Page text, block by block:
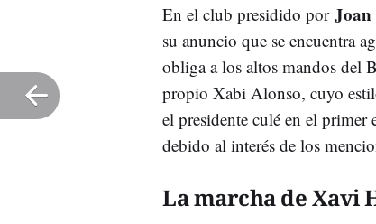
En el club presidido por
su anuncio que se encuentra
obliga a los altos mandos del
propio Xabi Alonso, cuyo
el presidente culé en el
debido al interés de los
La marcha de Xavi